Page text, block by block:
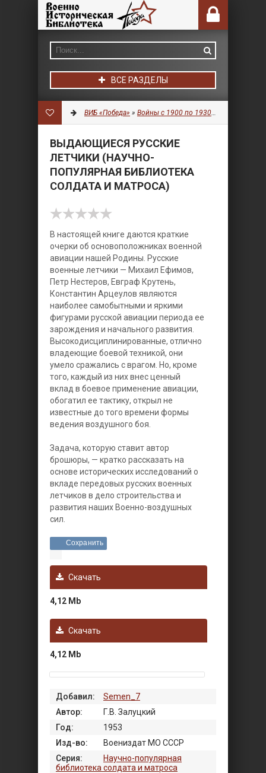
ВСЕ РАЗДЕЛЫ
ВИБ «Победа» » Войны с 1900 по 1930 гг.
ВЫДАЮЩИЕСЯ РУССКИЕ
ЛЕТЧИКИ (НАУЧНО-
ПОПУЛЯРНАЯ БИБЛИОТЕКА
СОЛДАТА И МАТРОСА)
В настоящей книге даются краткие
очерки об основоположниках военной
авиации нашей Родины. Русские
военные летчики — Михаил Ефимов,
Петр Нестеров, Евграф Крутень,
Константин Арцеулов являются
наиболее самобытными и яркими
фигурами русской авиации периода ее
зарождения и начального развития.
Высокодисциплинированные, отлично
владеющие боевой техникой, они
умело сражались с врагом. Но, кроме
того, каждый из них внес ценный
вклад в боевое применение авиации,
обогатил ее тактику, открыл не
известные до того времени формы
ведения воздушного боя.
Задача, которую ставит автор
брошюры, — кратко рассказать на
основе исторических исследований о
вкладе передовых русских военных
летчиков в дело строительства и
развития наших Военно-воздушных
сил.
Сохранить
Скачать
4,12 Mb
Скачать
4,12 Mb
Добавил:
Semen_7
Автор:
Г.В. Залуцкий
Год:
1953
Изд-во:
Воениздат МО СССР
Серия:
Научно-популярная
библиотека солдата и матроса